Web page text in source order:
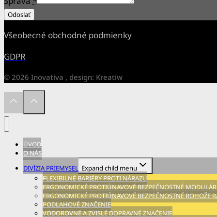
Odoslať
ÚVOD
O NÁS
DIVÍZIA PRIEMYSEL Expand child menu
FLEXIBILNÉ BARIÉRY PROTI NÁRAZU
ERGONOMICKÉ PROTIÚNAVOVÉ BEZPEČNOSTNÉ
ERGONOMICKÉ PROTIÚNAVOVÉ BEZPEČNOSTNÉ ROHOŽE
PODLAHOVÉ ZNAČENIE
VODOROVNÉ A ZVISLÉ DOPRAVNÉ ZNAČENIE
ERGONOMICKÉ PROTIÚNAVOVÉ BEZPEČNOSTNÉ ROHOŽE